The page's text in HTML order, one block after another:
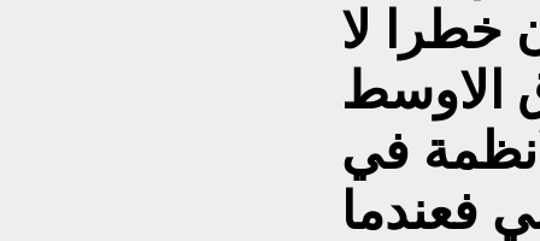
خطرا لا
الاوسط
في
فعندما